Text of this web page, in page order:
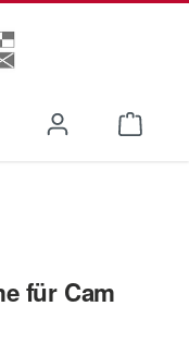
für Cam